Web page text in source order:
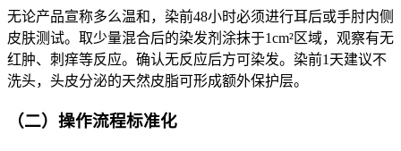
无论产品宣称多么温和，染前48小时必须进行耳后或手肘内侧
皮肤测试。取少量混合后的染发剂涂抹于1cm²区域，观察有无
红肿、刺痒等反应。确认无反应后方可染发。染前1天建议不
洗头，头皮分泌的天然皮脂可形成额外保护层。
（二）操作流程标准化